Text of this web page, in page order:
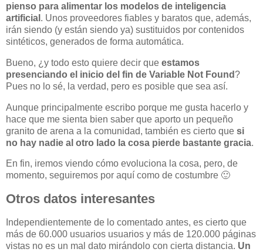
pienso para alimentar los modelos de inteligencia
artificial . Unos proveedores fiables y baratos que, además,
irán siendo (y están siendo ya) sustituidos por contenidos
sintéticos, generados de forma automática.
Bueno, ¿y todo esto quiere decir que estamos
presenciando el inicio del fin de Variable Not Found ?
Pues no lo sé, la verdad, pero es posible que sea así.
Aunque principalmente escribo porque me gusta hacerlo y
hace que me sienta bien saber que aporto un pequeño
granito de arena a la comunidad, también es cierto que si
no hay nadie al otro lado la cosa pierde bastante gracia.
En fin, iremos viendo cómo evoluciona la cosa, pero, de
momento, seguiremos por aquí como de costumbre 🙂
Otros datos interesantes
Independientemente de lo comentado antes, es cierto que
más de 60.000 usuarios usuarios y más de 120.000 páginas
vistas no es un mal dato mirándolo con cierta distancia. Un